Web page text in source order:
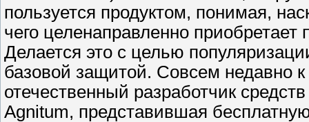
пользуется продуктом, понимая,
чего целенаправленно
Делается это с целью
базовой защитой. Совсем недавно
отечественный разработчик
Agnitum, представившая